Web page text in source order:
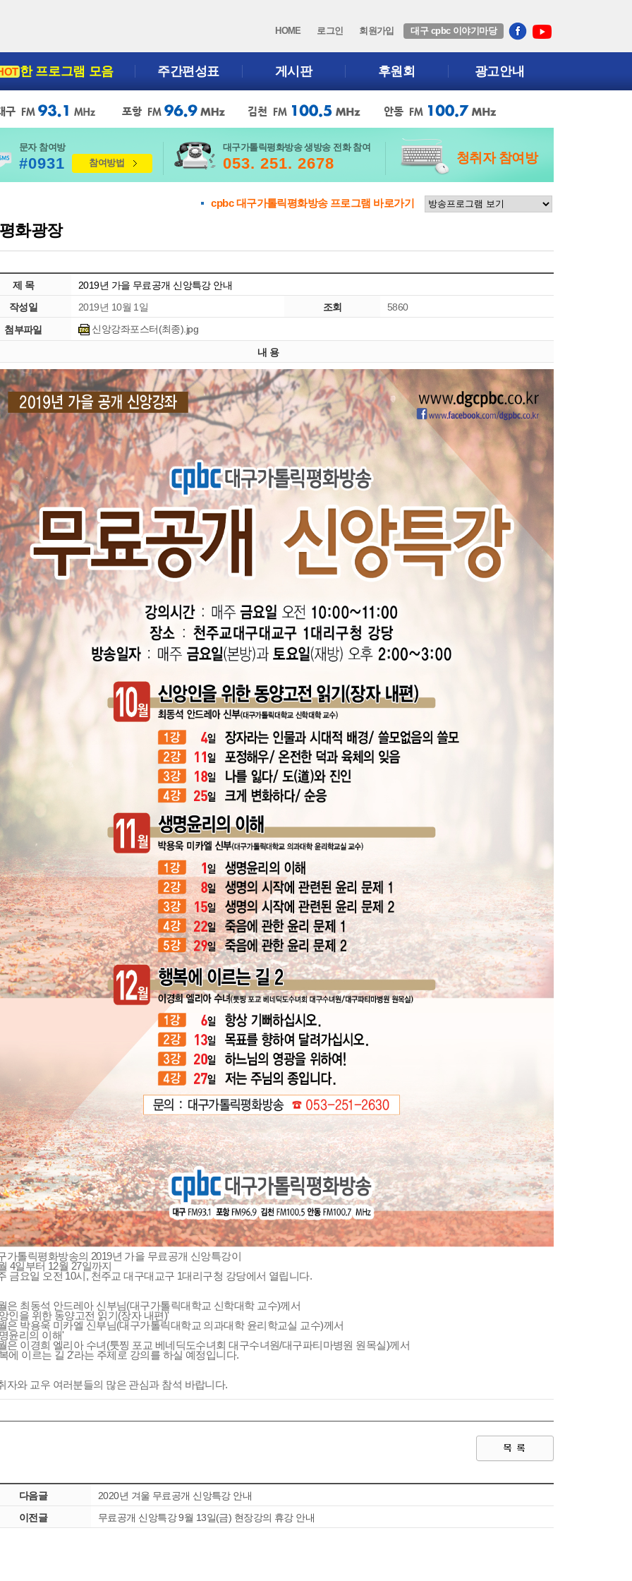
HOME 로그인 회원가입 대구 cpbc 이야기마당
한 프로그램 모음 주간편성표 게시판 후원회 광고안내
문자 참여방
#0931 참여방법
대구가톨릭평화방송 생방송 전화 참여
053. 251. 2678 청취자 참여방
cpbc 대구가톨릭평화방송 프로그램 바로가기
평화광장
제 목
2019년 가을 무료공개 신앙특강 안내
작성일
2019년 10월 1일 조회
5860
첨부파일
신앙강좌포스터(최종).jpg
내 용
가톨릭평화방송의 2019년 가을 무료공개 신앙특강이
4일부터 12월 27일까지
금요일 오전 10시, 천주교 대구대교구 1대리구청 강당에서 열립니다.
은 최동석 안드레아 신부님(대구가톨릭대학교 신학대학 교수)께서
인을 위한 동양고전 읽기(장자 내편)'
은 박용욱 미카엘 신부님(대구가톨릭대학교 의과대학 윤리학교실 교수)께서
윤리의 이해'
은 이경희 엘리아 수녀(툿찡 포교 베네딕도수녀회 대구수녀원/대구파티마병원 원목실)께서
에 이르는 길 2'라는 주제로 강의를 하실 예정입니다.
자와 교우 여러분들의 많은 관심과 참석 바랍니다.
다음글
2020년 겨울 무료공개 신앙특강 안내
이전글
무료공개 신앙특강 9월 13일(금) 현장강의 휴강 안내